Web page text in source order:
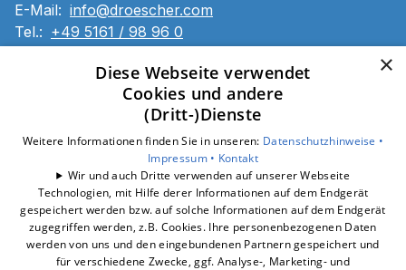
E-Mail: info@droescher.com
Tel.: +49 5161 / 98 96 0
Datenschutzerklärung
Barrierefreiheitserklärung
Unsere Bereiche
Leistungen
Service
Aktuelles
Unternehmen
Kontakt
×
Diese Webseite verwendet
Cookies und andere
(Dritt-)Dienste
Weitere Informationen finden Sie in unseren: Datenschutzhinweise •
Impressum • Kontakt
Wir und auch Dritte verwenden auf unserer Webseite
Technologien, mit Hilfe derer Informationen auf dem Endgerät
gespeichert werden bzw. auf solche Informationen auf dem Endgerät
zugegriffen werden, z.B. Cookies. Ihre personenbezogenen Daten
werden von uns und den eingebundenen Partnern gespeichert und
für verschiedene Zwecke, ggf. Analyse-, Marketing- und